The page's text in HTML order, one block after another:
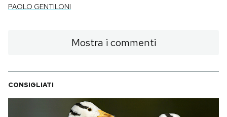
PAOLO GENTILONI
Mostra i commenti
CONSIGLIATI